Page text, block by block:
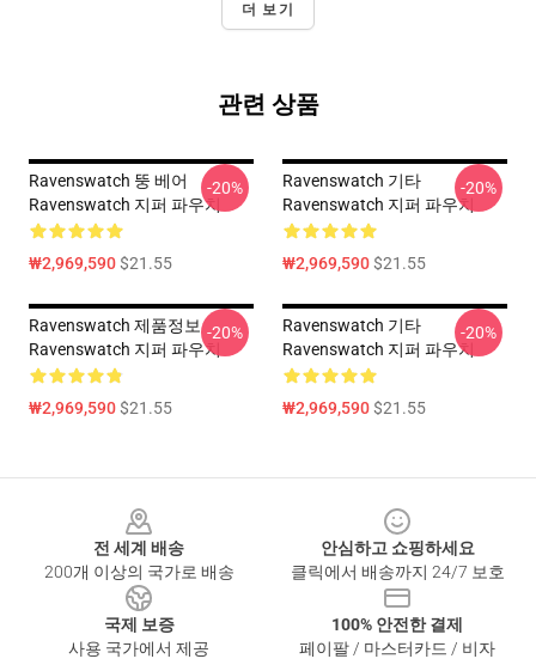
더 보기
관련 상품
Ravenswatch 뚱 베어
Ravenswatch 지퍼 파우치
₩2,969,590$21.55
-20%
Ravenswatch 기타
Ravenswatch 지퍼 파우치
₩2,969,590$21.55
-20%
Ravenswatch 제품정보
Ravenswatch 지퍼 파우치
₩2,969,590$21.55
-20%
Ravenswatch 기타
Ravenswatch 지퍼 파우치
₩2,969,590$21.55
-20%
전 세계 배송
200개 이상의 국가로 배송
안심하고 쇼핑하세요
클릭에서 배송까지 24/7 보호
국제 보증
사용 국가에서 제공
100% 안전한 결제
페이팔 / 마스터카드 / 비자